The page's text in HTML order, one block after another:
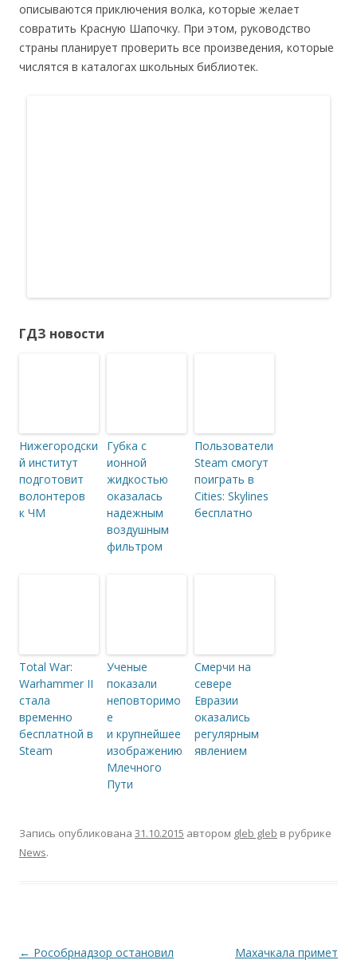
описываются приключения волка, которые желает
совратить Красную Шапочку. При этом, руководство
страны планирует проверить все произведения, которые
числятся в каталогах школьных библиотек.
ГДЗ новости
Нижегородски
й институт
подготовит
волонтеров
к ЧМ
Губка с
ионной
жидкостью
оказалась
надежным
воздушным
фильтром
Пользователи
Steam смогут
поиграть в
Cities: Skylines
бесплатно
Total War:
Warhammer II
стала
временно
бесплатной в
Steam
Ученые
показали
неповторимо
е
и крупнейшее
изображению
Млечного
Пути
Смерчи на
севере
Евразии
оказались
регулярным
явлением
Запись опубликована 31.10.2015 автором gleb gleb в рубрике
News.
Навигация по записям
← Рособрнадзор остановил
Махачкала примет